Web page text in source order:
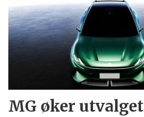
MG øker utvalget